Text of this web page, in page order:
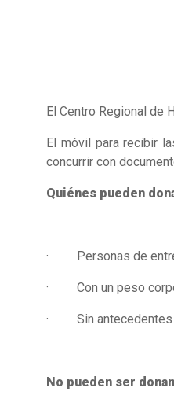
El Centro Regional de
El móvil para recibir
concurrir con
Quiénes pueden
· Personas de entre
· Con un peso
· Sin antecedentes
No pueden ser